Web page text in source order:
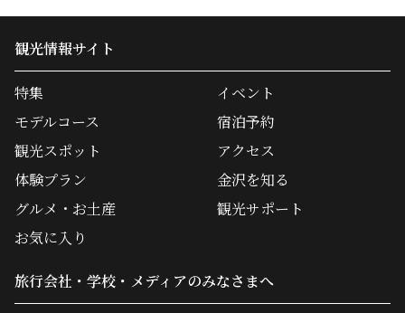
観光情報サイト
特集
モデルコース
観光スポット
体験プラン
グルメ・お土産
イベント
宿泊予約
アクセス
金沢を知る
観光サポート
お気に入り
旅行会社・学校・メディアのみなさまへ